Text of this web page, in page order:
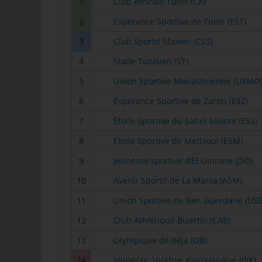
2
Espérance Sportive de Tunis (EST)
3
Club Sportif Sfaxien (CSS)
4
Stade Tunisien (ST)
5
Union Sportive Monastirienne (USMO)
6
Espérance Sportive de Zarzis (ESZ)
7
Étoile Sportive du Sahel Sousse (ESS)
8
Étoile Sportive de Métlaoui (ESM)
9
Jeunesse sportive d’El Omrane (JSO)
10
Avenir Sportif de La Marsa (ASM)
11
Union Sportive de Ben Guerdane
12
Club Athlétique Bizertin (CAB)
13
Olympique de Béjà (OB)